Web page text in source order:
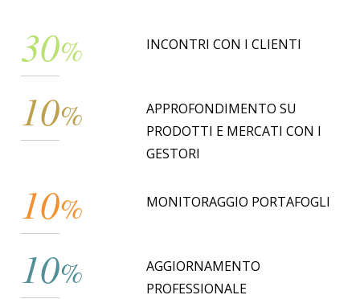
30% INCONTRI CON I CLIENTI
10%
APPROFONDIMENTO SU
PRODOTTI E MERCATI CON I
GESTORI
10% MONITORAGGIO PORTAFOGLI
10%
AGGIORNAMENTO
PROFESSIONALE